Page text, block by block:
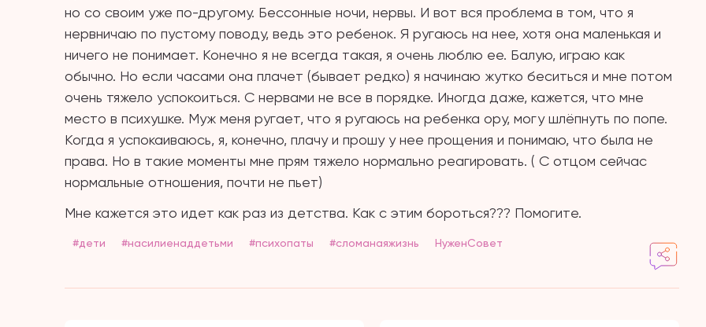
но со своим уже по-другому. Бессонные ночи, нервы. И вот вся проблема в том, что я
нервничаю по пустому поводу, ведь это ребенок. Я ругаюсь на нее, хотя она маленькая и
ничего не понимает. Конечно я не всегда такая, я очень люблю ее. Балую, играю как
обычно. Но если часами она плачет (бывает редко) я начинаю жутко беситься и мне потом
очень тяжело успокоиться. С нервами не все в порядке. Иногда даже, кажется, что мне
место в психушке. Муж меня ругает, что я ругаюсь на ребенка ору, могу шлёпнуть по попе.
Когда я успокаиваюсь, я, конечно, плачу и прошу у нее прощения и понимаю, что была не
права. Но в такие моменты мне прям тяжело нормально реагировать. ( С отцом сейчас
нормальные отношения, почти не пьет)
Мне кажется это идет как раз из детства. Как с этим бороться??? Помогите.
#дети #насилиенаддетьми #психопаты #сломанаяжизнь НуженСовет